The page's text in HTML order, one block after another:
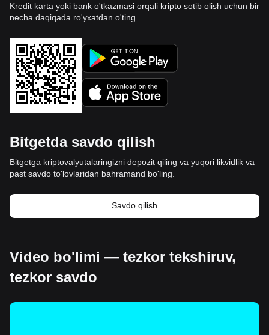
Kredit karta yoki bank o'tkazmasi orqali kripto sotib olish uchun bir
necha daqiqada ro'yxatdan o'ting.
Bitgetda savdo qilish
Bitgetga kriptovalyutalaringizni depozit qiling va yuqori likvidlik va
past savdo to'lovlaridan bahramand bo'ling.
Savdo qilish
Video bo'limi — tezkor tekshiruv,
tezkor savdo